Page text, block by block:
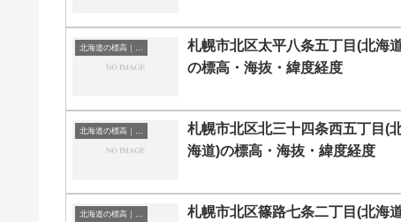
札幌市北区太平八条五丁目(北海
の標高・海抜・緯度経度
札幌市北区北三十四条西五丁目(
海道)の標高・海抜・緯度経度
札幌市北区篠路七条二丁目(北海